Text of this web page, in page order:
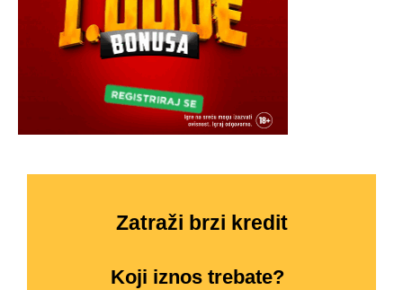
Zatraži brzi kredit
Koji iznos trebate?